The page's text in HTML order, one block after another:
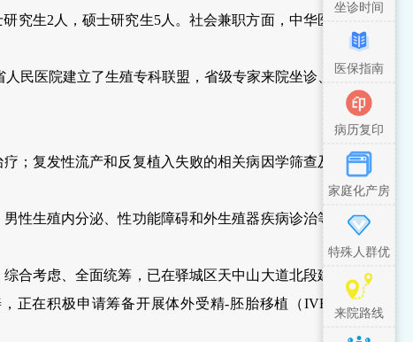
究生2人，硕士研究生5人。社会兼职方面，中华医
民医院建立了生殖专科联盟，省级专家来院坐诊、
；复发性流产和反复植入失败的相关病因学筛查及
性生殖内分泌、性功能障碍和外生殖器疾病诊治等
合考虑、全面统筹，已在驿城区天中山大道北段建
正在积极申请筹备开展体外受精-胚胎移植（IVF-
坐诊时间
医保指南
病历复印
家庭化产房
特殊人群优
先措施
来院路线